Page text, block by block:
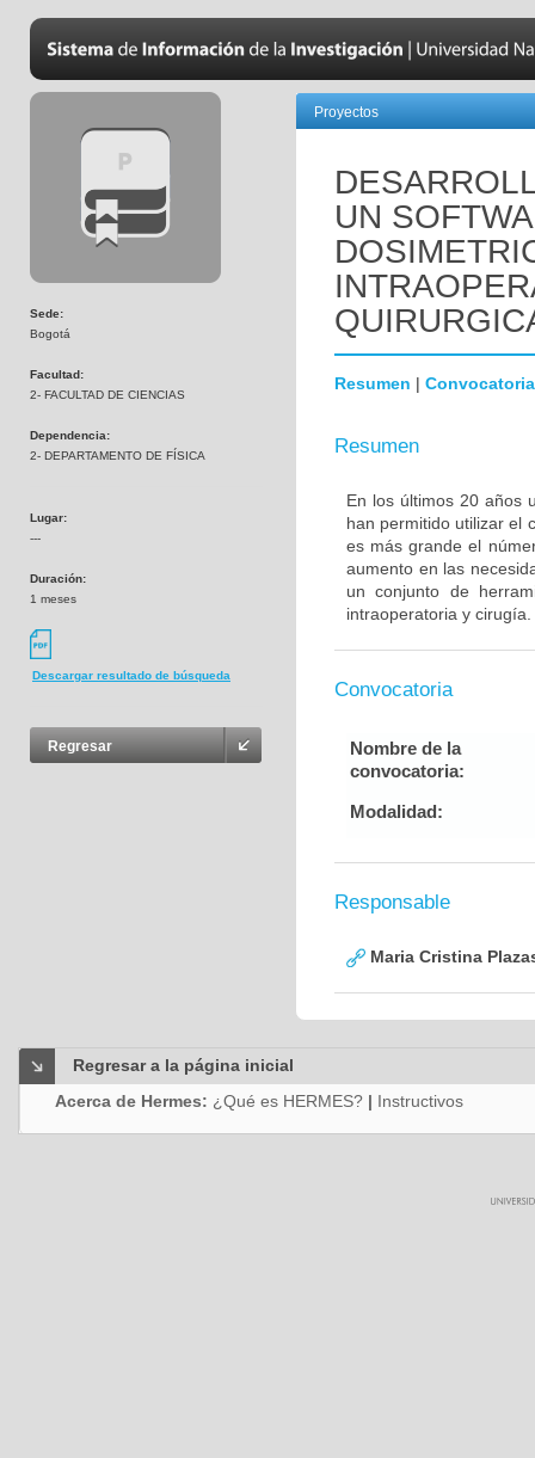
Sede:
Bogotá
Facultad:
2- FACULTAD DE CIENCIAS
Dependencia:
2- DEPARTAMENTO DE FÍSICA
Lugar:
---
Duración:
1 meses
Descargar resultado de búsqueda
Regresar
Proyectos
UN
Resumen | Convocatoria
Resumen
En los últimos 20 años
han permitido utilizar el
es más grande el
aumento en las
un conjunto de
intraoperatoria y cirugía.
Convocatoria
Nombre de la
convocatoria:
Modalidad:
Responsable
Maria Cristina
Regresar a la página inicial
Acerca de Hermes: ¿Qué es HERMES? | Instructivos